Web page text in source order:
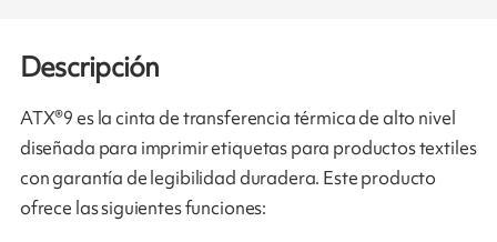
Descripción
ATX®9 es la cinta de transferencia térmica de alto nivel
diseñada para imprimir etiquetas para productos textiles
con garantía de legibilidad duradera. Este producto
ofrece las siguientes funciones: